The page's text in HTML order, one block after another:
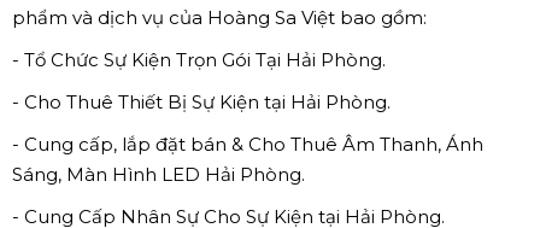
phẩm và dịch vụ của Hoàng Sa Việt bao gồm:
- Tổ Chức Sự Kiện Trọn Gói Tại Hải Phòng.
- Cho Thuê Thiết Bị Sự Kiện tại Hải Phòng.
- Cung cấp, lắp đặt bán & Cho Thuê Âm Thanh, Ánh
Sáng, Màn Hình LED Hải Phòng.
- Cung Cấp Nhân Sự Cho Sự Kiện tại Hải Phòng.